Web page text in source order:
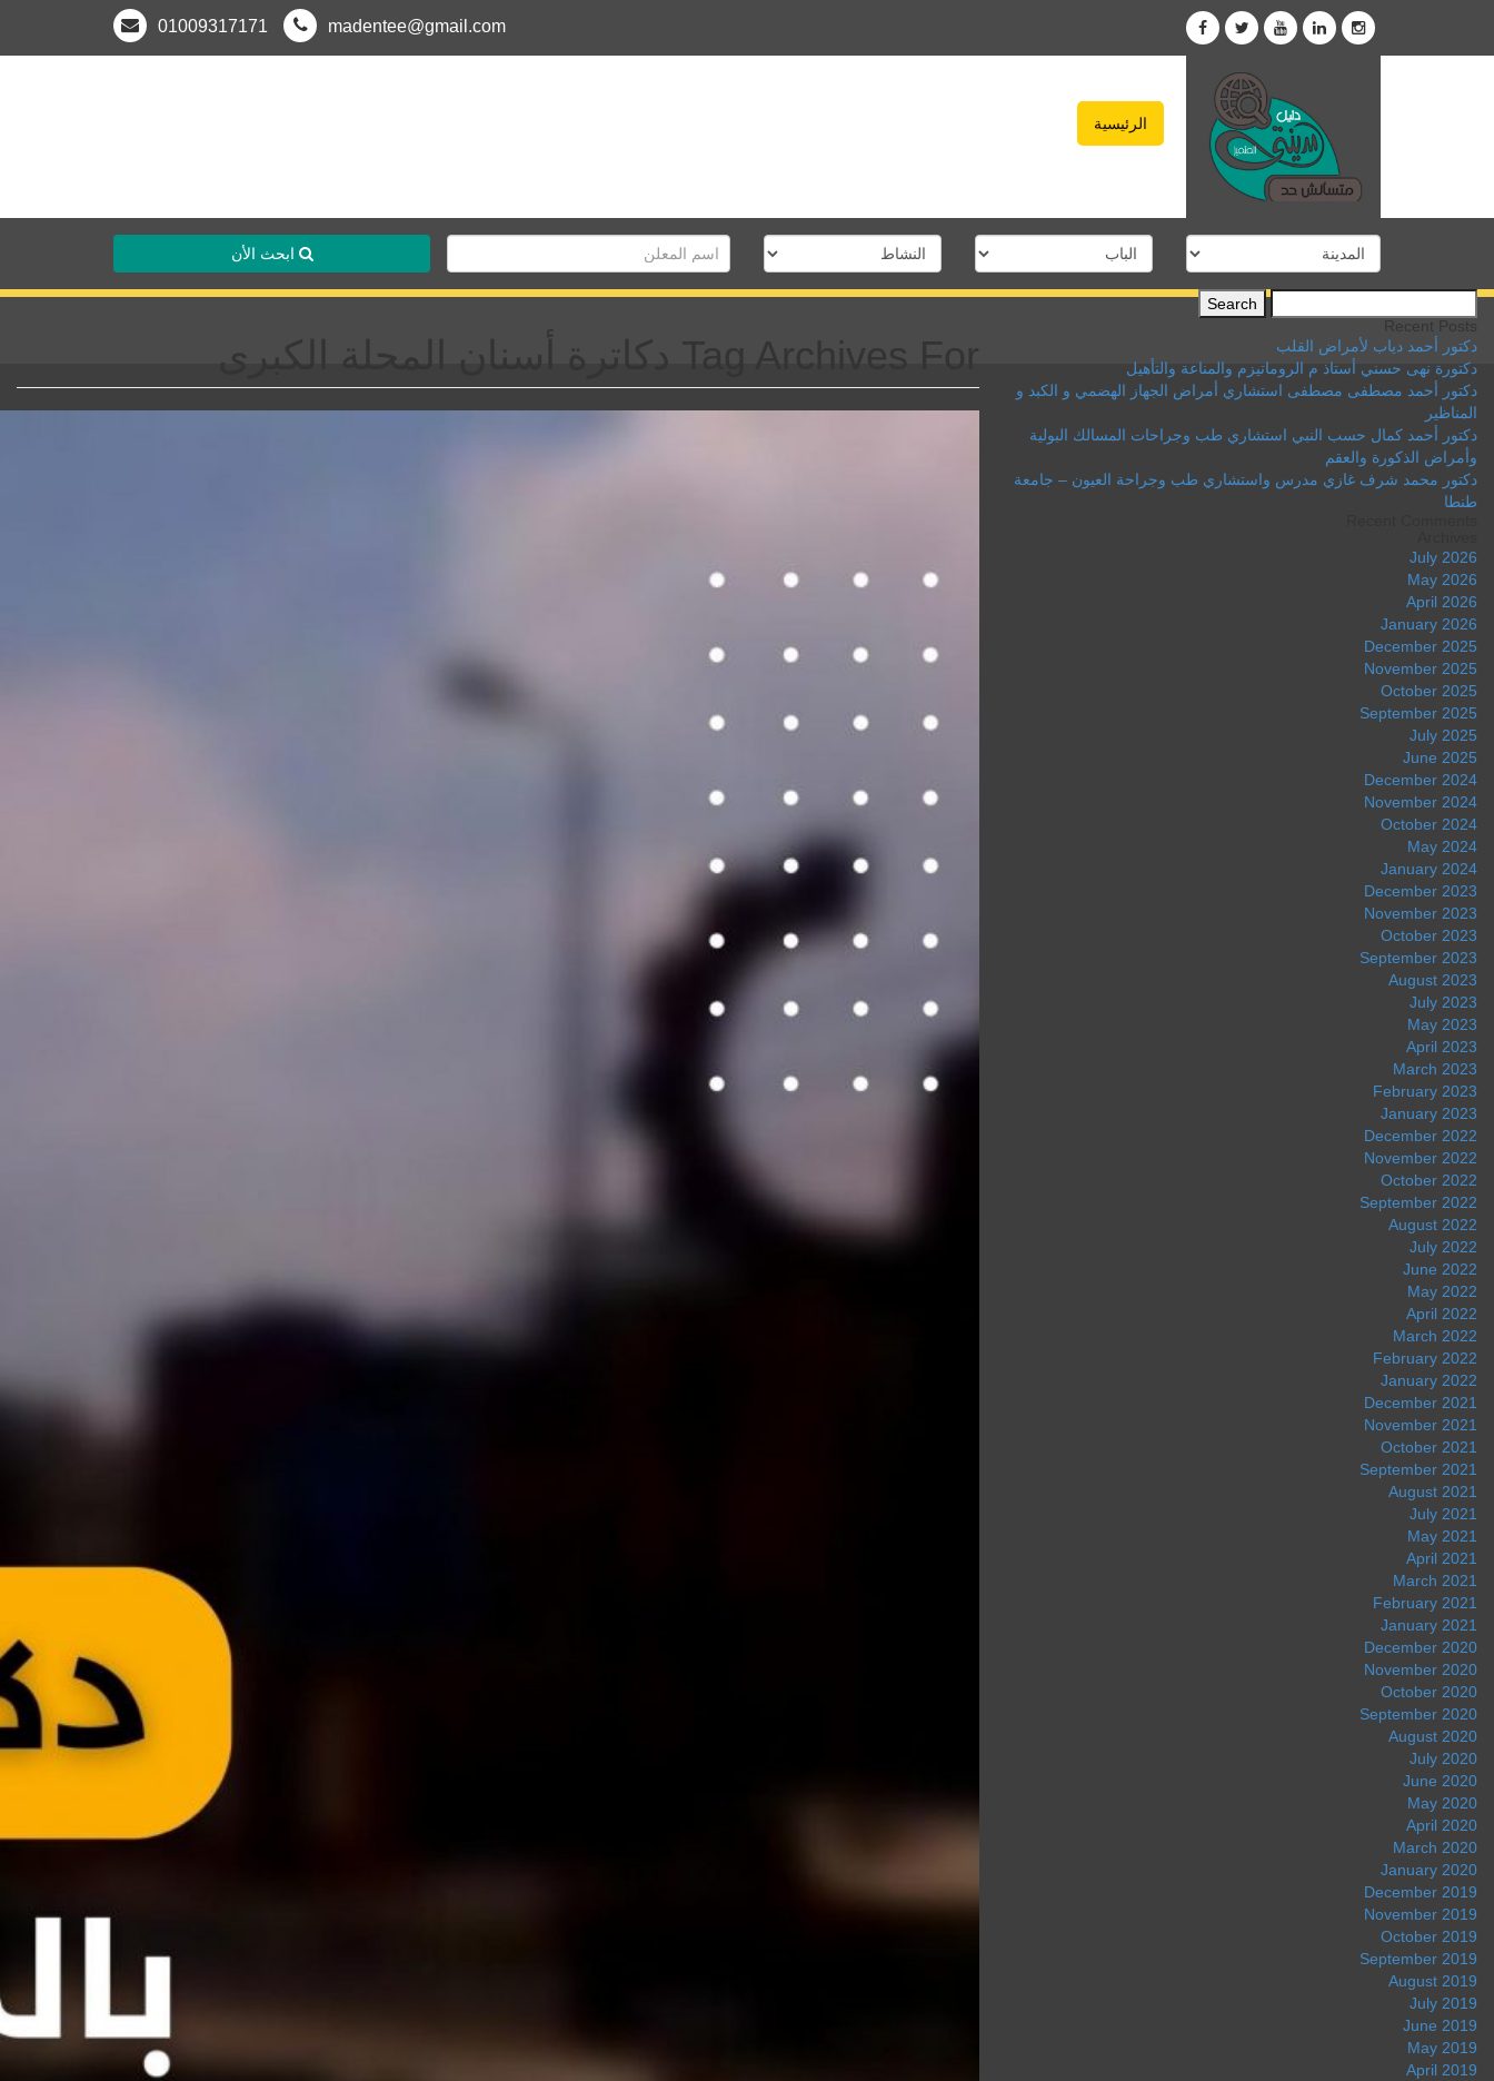
madentee@gmail.com
01009317171
الرئيسية
ابحث الأن
Tag Archives For دكاترة أسنان المحلة الكبرى
Search
for:
Recent Posts
دكتور أحمد دياب لأمراض القلب
دكتورة نهى حسني أستاذ م الروماتيزم والمناعة والتأهيل
دكتور أحمد مصطفى مصطفى استشاري أمراض الجهاز الهضمي و الكبد و
المناظير
دكتور أحمد كمال حسب النبي استشاري طب وجراحات المسالك البولية
وأمراض الذكورة والعقم
دكتور محمد شرف غازي مدرس واستشاري طب وجراحة العيون – جامعة
طنطا
July 2026
May 2026
April 2026
January 2026
December 2025
November 2025
October 2025
September 2025
July 2025
June 2025
December 2024
November 2024
October 2024
May 2024
January 2024
December 2023
November 2023
October 2023
September 2023
August 2023
July 2023
May 2023
April 2023
March 2023
February 2023
January 2023
December 2022
November 2022
October 2022
September 2022
August 2022
July 2022
June 2022
May 2022
April 2022
March 2022
February 2022
January 2022
December 2021
November 2021
October 2021
September 2021
August 2021
July 2021
May 2021
April 2021
March 2021
February 2021
January 2021
December 2020
November 2020
October 2020
September 2020
August 2020
July 2020
June 2020
May 2020
April 2020
March 2020
January 2020
December 2019
November 2019
October 2019
September 2019
August 2019
July 2019
June 2019
May 2019
April 2019